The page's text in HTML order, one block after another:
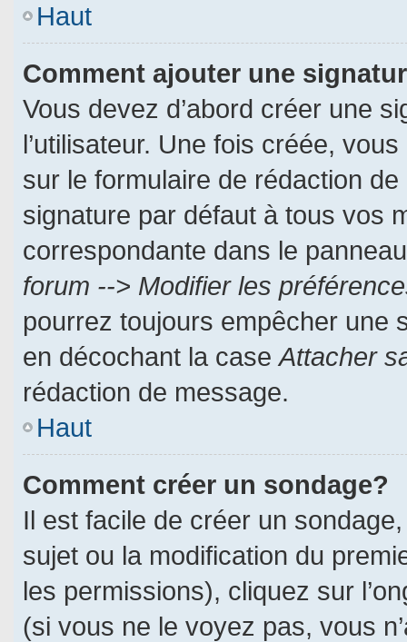
Haut
Comment ajouter une
Vous devez d’abord créer une
l’utilisateur. Une fois créée,
sur le formulaire de rédaction
signature par défaut à tous vos
correspondante dans le
forum --> Modifier les
pourrez toujours empêcher une
en décochant la caseAttacher
rédaction de message.
Haut
Comment créer un sondage?
Il est facile de créer un
sujet ou la modification du
les permissions), cliquez sur
(si vous ne le voyez pas, vous